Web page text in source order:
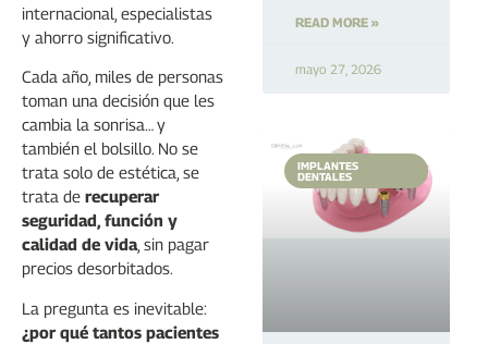
READ MORE »
mayo 27, 2026
IMPLANTES
DENTALES
internacional, especialistas
y ahorro significativo.
Cada año, miles de personas
toman una decisión que les
cambia la sonrisa… y
también el bolsillo. No se
trata solo de estética, se
trata de recuperar
seguridad, función y
calidad de vida, sin pagar
precios desorbitados.
La pregunta es inevitable:
¿por qué tantos pacientes